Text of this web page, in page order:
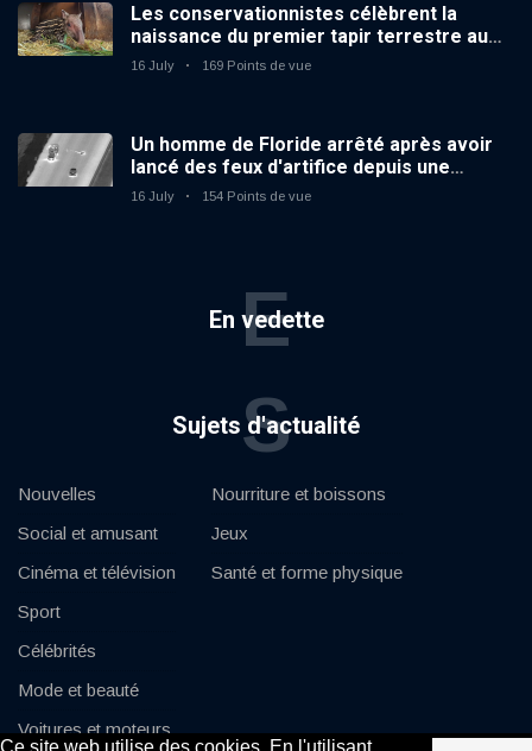
Ce site web utilise des cookies. En l'utilisant,
Les conservationnistes célèbrent la
naissance du premier tapir terrestre au
zoo du Royaume-Uni depuis 14 ans
16 July 169 Points de vue
Un homme de Floride arrêté après avoir
lancé des feux d'artifice depuis une
voiture en mouvement
16 July 154 Points de vue
En vedette
E
Sujets d'actualité
S
Nouvelles
Social et amusant
Cinéma et télévision
Sport
Célébrités
Mode et beauté
Voitures et moteurs
Nourriture et boissons
Jeux
Santé et forme physique